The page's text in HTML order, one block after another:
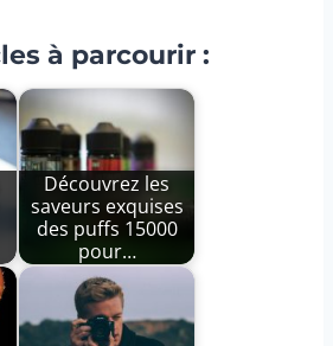
à parcourir :
Découvrez les
saveurs exquises
des puffs 15000
pour…